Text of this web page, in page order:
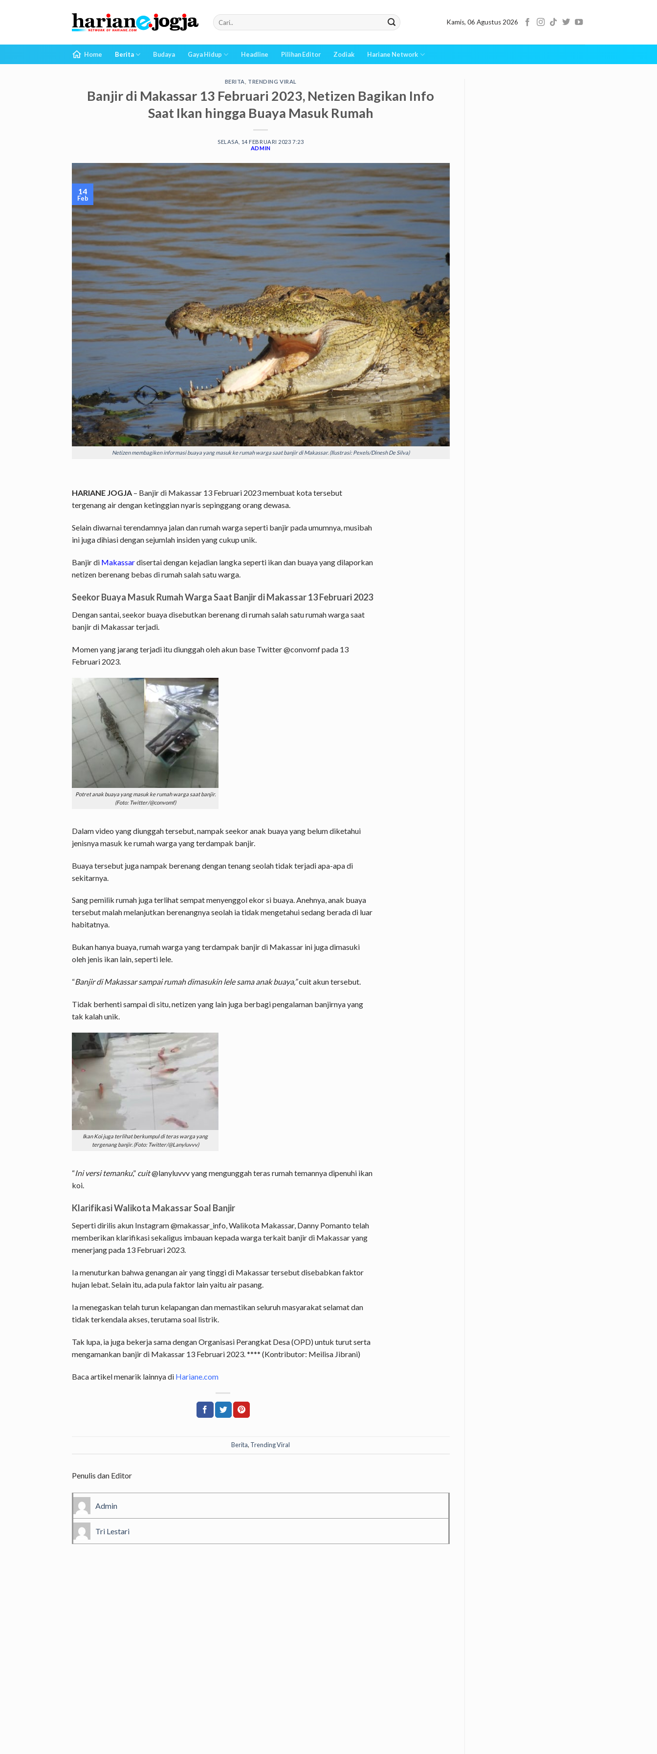
Kamis, 06 Agustus 2026
Home Berita Budaya Gaya Hidup Headline Pilihan Editor Zodiak Hariane Network
BERITA TRENDING VIRAL
Banjir di Makassar 13 Februari 2023, Netizen Bagikan Info
Saat Ikan hingga Buaya Masuk Rumah
SELASA, 14 FEBRUARI 2023 7:23
ADMIN
Netizen membagiken informasi buaya yang masuk ke rumah warga saat banjir di Makassar. (Ilustrasi: Pexels/Dinesh De Silva)
14
Feb
HARIANE JOGJA – Banjir di Makassar 13 Februari 2023 membuat kota tersebut
tergenang air dengan ketinggian nyaris sepinggang orang dewasa.
Selain diwarnai terendamnya jalan dan rumah warga seperti banjir pada umumnya, musibah
ini juga dihiasi dengan sejumlah insiden yang cukup unik.
Banjir di Makassardisertai dengan kejadian langka seperti ikan dan buaya yang dilaporkan
netizen berenang bebas di rumah salah satu warga.
Seekor Buaya Masuk Rumah Warga Saat Banjir di Makassar 13 Februari 2023
Dengan santai, seekor buaya disebutkan berenang di rumah salah satu rumah warga saat
banjir di Makassar terjadi.
Momen yang jarang terjadi itu diunggah oleh akun base Twitter @convomf pada 13
Februari 2023.
Potret anak buaya yang masuk ke rumah warga saat banjir.
(Foto: Twitter/@convomf)
Dalam video yang diunggah tersebut, nampak seekor anak buaya yang belum diketahui
jenisnya masuk ke rumah warga yang terdampak banjir.
Buaya tersebut juga nampak berenang dengan tenang seolah tidak terjadi apa-apa di
sekitarnya.
Sang pemilik rumah juga terlihat sempat menyenggol ekor si buaya. Anehnya, anak buaya
tersebut malah melanjutkan berenangnya seolah ia tidak mengetahui sedang berada di luar
habitatnya.
Bukan hanya buaya, rumah warga yang terdampak banjir di Makassar ini juga dimasuki
oleh jenis ikan lain, seperti lele.
“Banjir di Makassar sampai rumah dimasukin lele sama anak buaya,”cuit akun tersebut.
Tidak berhenti sampai di situ, netizen yang lain juga berbagi pengalaman banjirnya yang
tak kalah unik.
Ikan Koi juga terlihat berkumpul di teras warga yang
tergenang banjir. (Foto: Twitter/@Lanyluvvv)
“Ini versi temanku,” cuit@lanyluvvv yang mengunggah teras rumah temannya dipenuhi ikan
koi.
Klarifikasi Walikota Makassar Soal Banjir
Seperti dirilis akun Instagram @makassar_info, Walikota Makassar, Danny Pomanto telah
memberikan klarifikasi sekaligus imbauan kepada warga terkait banjir di Makassar yang
menerjang pada 13 Februari 2023.
Ia menuturkan bahwa genangan air yang tinggi di Makassar tersebut disebabkan faktor
hujan lebat. Selain itu, ada pula faktor lain yaitu air pasang.
Ia menegaskan telah turun kelapangan dan memastikan seluruh masyarakat selamat dan
tidak terkendala akses, terutama soal listrik.
Tak lupa, ia juga bekerja sama dengan Organisasi Perangkat Desa (OPD) untuk turut serta
mengamankan banjir di Makassar 13 Februari 2023. **** (Kontributor: Meilisa Jibrani)
Baca artikel menarik lainnya di Hariane.com
Berita, Trending Viral
Penulis dan Editor
Admin
Tri Lestari